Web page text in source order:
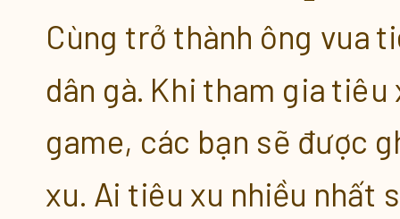
Khuyến Mãi Lên Đến x3 Xu
Quà Tặng Nạp Xu Tích Lũy
Cùng trở thành ông vua
dân gà. Khi tham gia
game, các bạn sẽ được
xu. Ai tiêu xu nhiều nhất